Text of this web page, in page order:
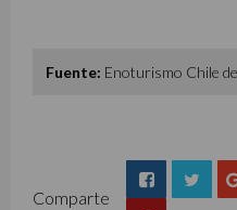
Fuente: Enoturismo Chile
Comparte